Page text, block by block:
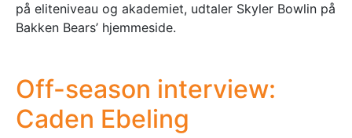
på eliteniveau og akademiet, udtaler Skyler Bowlin på
Bakken Bears’ hjemmeside.
Off-season interview:
Caden Ebeling